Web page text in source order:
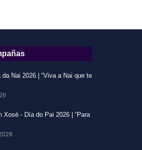
da Nai 2026 | “Viva a Nai que te
Xosé - Día do Pai 2026 | “Para